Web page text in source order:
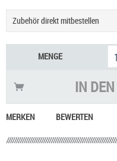
Zubehör direkt mitbestellen
Geekvape Sonder Q3
Einsteigerset Podsystem &
UWELL Caliburn G5 Pod Kit
MENGE
IN DEN
MERKEN BEWERTEN